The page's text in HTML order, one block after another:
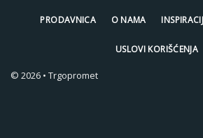
© 2026 • Trgopromet
PRODAVNICA O NAMA
USLOVI KORIŠĆENJA